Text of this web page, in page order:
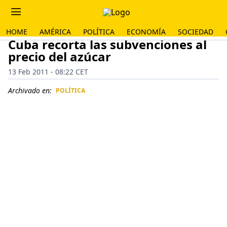
HOME AMÉRICA POLÍTICA ECONOMÍA SOCIEDAD
Cuba recorta las subvenciones al
precio del azúcar
13 Feb 2011 - 08:22 CET
Archivado en: POLÍTICA